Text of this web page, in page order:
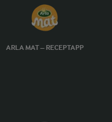
ARLA MAT – RECEPTAPP